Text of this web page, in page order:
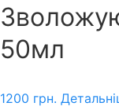
50мл
1200 грн.